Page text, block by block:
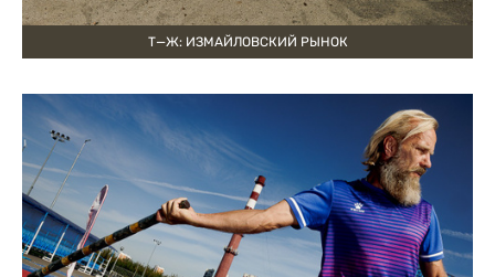
Т—Ж: ИЗМАЙЛОВСКИЙ РЫНОК